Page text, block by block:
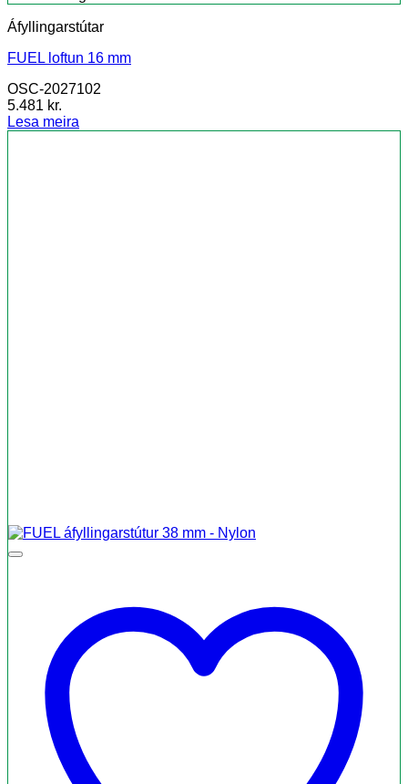
Áfyllingarstútar
FUEL loftun 16 mm
OSC-2027102
5.481 kr.
Lesa meira